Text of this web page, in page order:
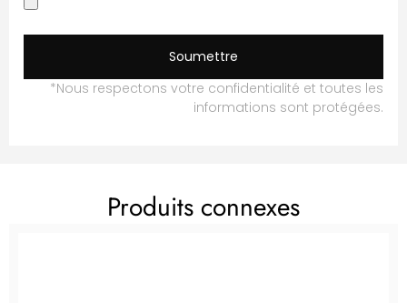
Soumettre
*Nous respectons votre confidentialité et toutes les
informations sont protégées.
Produits connexes